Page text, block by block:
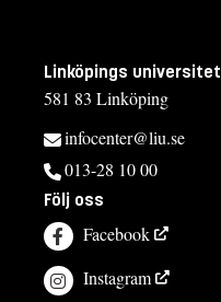
Linköpings universitet
581 83 Linköping
infocenter@liu.se
013-28 10 00
Följ oss
Facebook
Instagram